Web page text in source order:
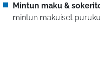
Mintun maku &
mintun makuiset